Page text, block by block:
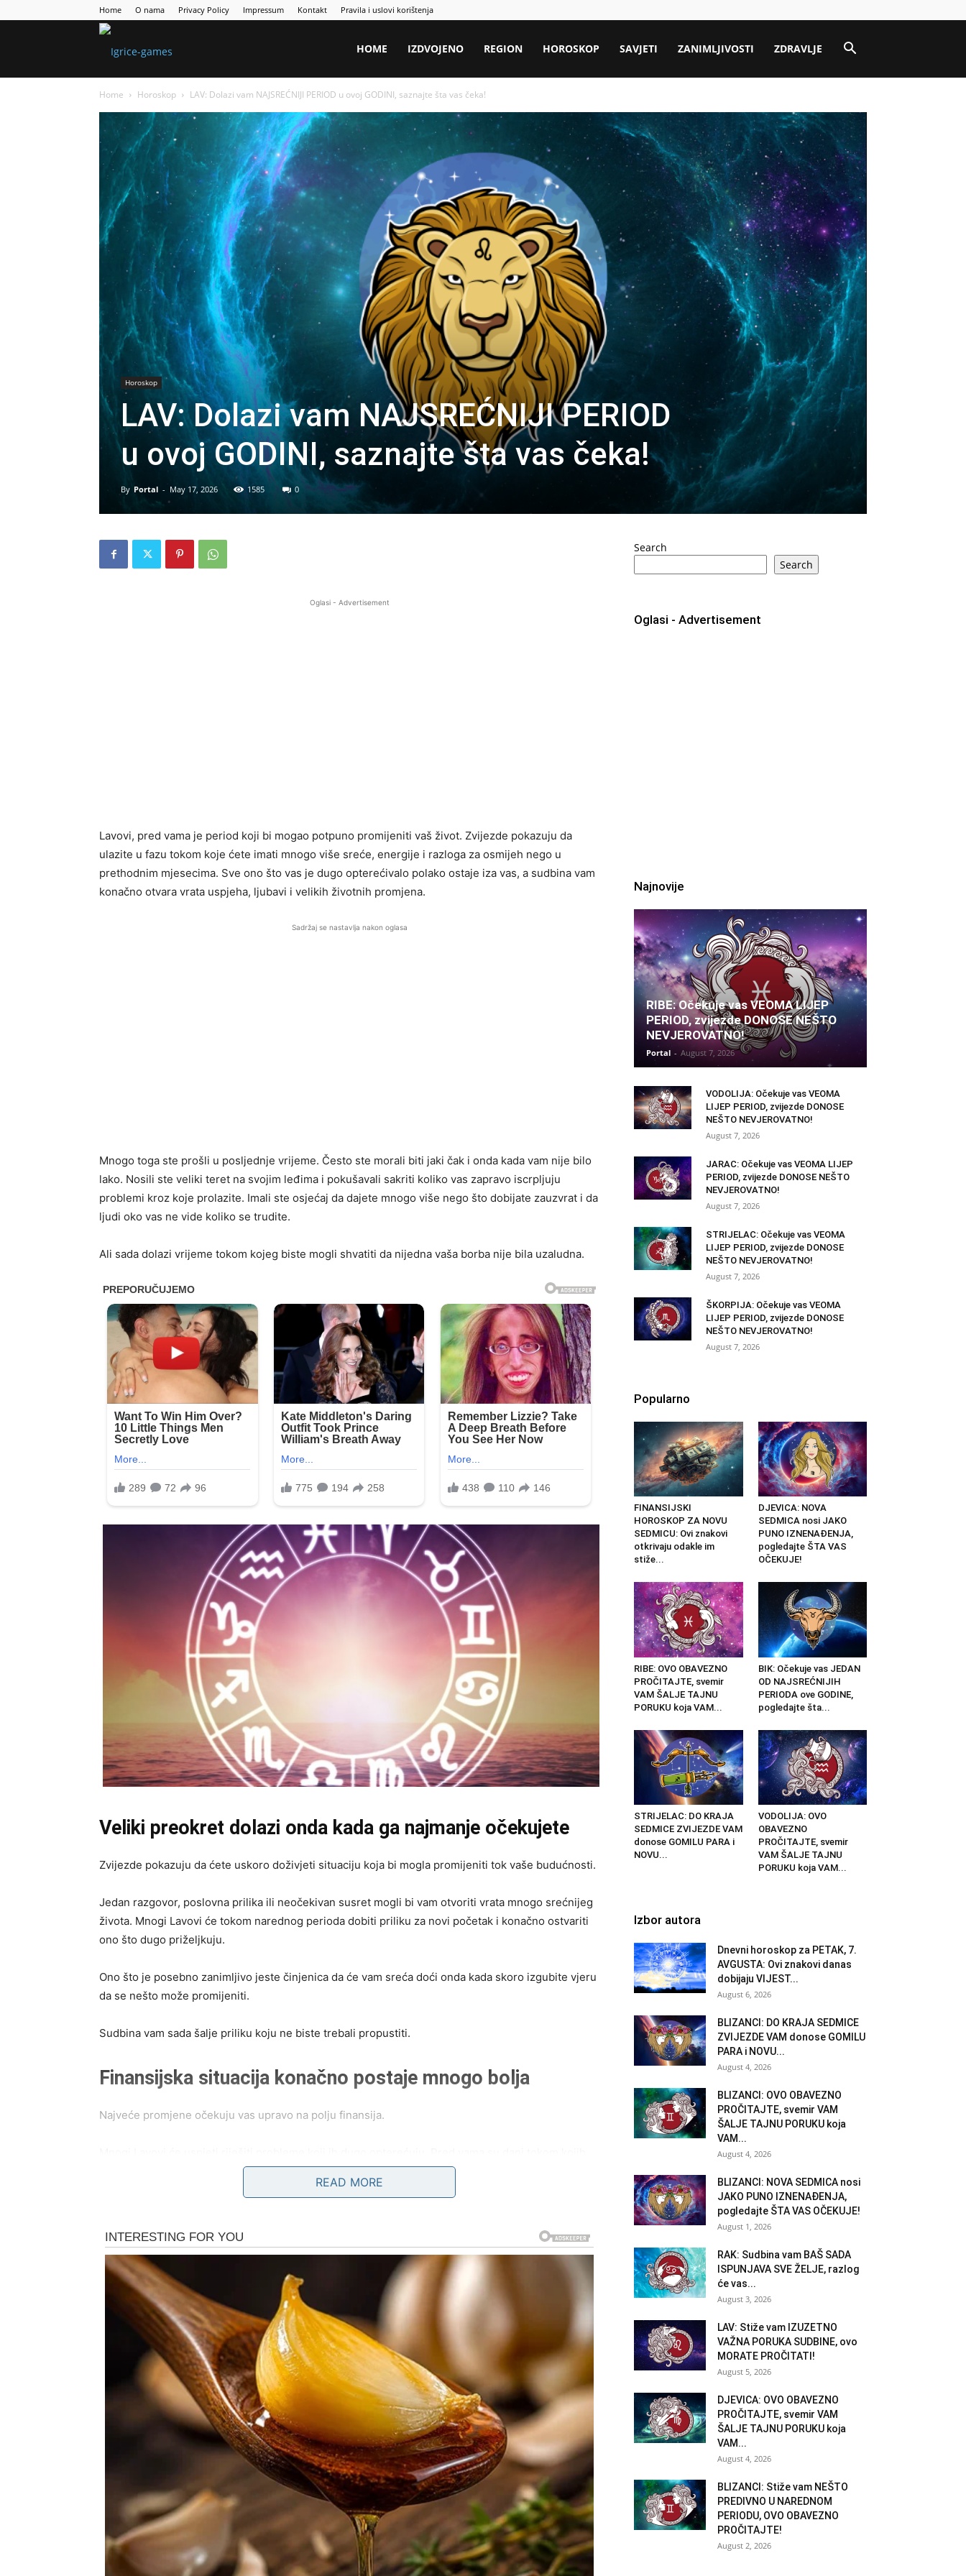
Home O nama Privacy Policy Impressum Kontakt Pravila i uslovi korištenja
HOME IZDVOJENO REGION HOROSKOP SAVJETI ZANIMLJIVOSTI ZDRAVLJE
Home Horoskop LAV: Dolazi vam NAJSREĆNIJI PERIOD u ovoj GODINI, saznajte šta vas čeka!
Horoskop
LAV: Dolazi vam NAJSREĆNIJI PERIOD
u ovoj GODINI, saznajte šta vas čeka!
By Portal - May 17, 2026 1585 0
Oglasi - Advertisement
Lavovi, pred vama je period koji bi mogao potpuno promijeniti vaš život. Zvijezde pokazuju da
ulazite u fazu tokom koje ćete imati mnogo više sreće, energije i razloga za osmijeh nego u
prethodnim mjesecima. Sve ono što vas je dugo opterećivalo polako ostaje iza vas, a sudbina vam
konačno otvara vrata uspjeha, ljubavi i velikih životnih promjena.
Sadržaj se nastavlja nakon oglasa
Mnogo toga ste prošli u posljednje vrijeme. Često ste morali biti jaki čak i onda kada vam nije bilo
lako. Nosili ste veliki teret na svojim leđima i pokušavali sakriti koliko vas zapravo iscrpljuju
problemi kroz koje prolazite. Imali ste osjećaj da dajete mnogo više nego što dobijate zauzvrat i da
ljudi oko vas ne vide koliko se trudite.
Ali sada dolazi vrijeme tokom kojeg biste mogli shvatiti da nijedna vaša borba nije bila uzaludna.
Veliki preokret dolazi onda kada ga najmanje očekujete
Zvijezde pokazuju da ćete uskoro doživjeti situaciju koja bi mogla promijeniti tok vaše budućnosti.
Jedan razgovor, poslovna prilika ili neočekivan susret mogli bi vam otvoriti vrata mnogo srećnijeg
života. Mnogi Lavovi će tokom narednog perioda dobiti priliku za novi početak i konačno ostvariti
ono što dugo priželjkuju.
Ono što je posebno zanimljivo jeste činjenica da će vam sreća doći onda kada skoro izgubite vjeru
da se nešto može promijeniti.
Sudbina vam sada šalje priliku koju ne biste trebali propustiti.
Finansijska situacija konačno postaje mnogo bolja
Najveće promjene očekuju vas upravo na polju finansija.
biste mogli dobiti novu poslovnu ponudu, dodatni izvor zarade ili priliku za posao koji će vam
donijeti mnogo više sigurnosti i stabilnosti.
Moguće je da će vam jedna osoba pomoći više nego što očekujete i upravo zahvaljujući toj osobi
mogli biste napraviti veliki korak naprijed.
Zvijezde pokazuju da vam dolazi period tokom kojeg ćete mnogo manje brinuti o novcu.
READ MORE
Search
Search
Oglasi - Advertisement
Najnovije
RIBE: Očekuje vas VEOMA LIJEP
PERIOD, zvijezde DONOSE NEŠTO
NEVJEROVATNO!
Portal - August 7, 2026
VODOLIJA: Očekuje vas VEOMA
LIJEP PERIOD, zvijezde DONOSE
NEŠTO NEVJEROVATNO!
August 7, 2026
JARAC: Očekuje vas VEOMA LIJEP
PERIOD, zvijezde DONOSE NEŠTO
NEVJEROVATNO!
August 7, 2026
STRIJELAC: Očekuje vas VEOMA
LIJEP PERIOD, zvijezde DONOSE
NEŠTO NEVJEROVATNO!
August 7, 2026
ŠKORPIJA: Očekuje vas VEOMA
LIJEP PERIOD, zvijezde DONOSE
NEŠTO NEVJEROVATNO!
August 7, 2026
Popularno
FINANSIJSKI
HOROSKOP ZA NOVU
SEDMICU: Ovi znakovi
otkrivaju odakle im
stiže...
DJEVICA: NOVA
SEDMICA nosi JAKO
PUNO IZNENAĐENJA,
pogledajte ŠTA VAS
OČEKUJE!
RIBE: OVO OBAVEZNO
PROČITAJTE, svemir
VAM ŠALJE TAJNU
PORUKU koja VAM...
BIK: Očekuje vas JEDAN
OD NAJSREĆNIJIH
PERIODA ove GODINE,
pogledajte šta...
STRIJELAC: DO KRAJA
SEDMICE ZVIJEZDE VAM
donose GOMILU PARA i
NOVU...
VODOLIJA: OVO
OBAVEZNO
PROČITAJTE, svemir
VAM ŠALJE TAJNU
PORUKU koja VAM...
Izbor autora
Dnevni horoskop za PETAK, 7.
AVGUSTA: Ovi znakovi danas
dobijaju VIJEST...
August 6, 2026
BLIZANCI: DO KRAJA SEDMICE
ZVIJEZDE VAM donose GOMILU
PARA i NOVU...
August 4, 2026
BLIZANCI: OVO OBAVEZNO
PROČITAJTE, svemir VAM
ŠALJE TAJNU PORUKU koja
VAM...
August 4, 2026
BLIZANCI: NOVA SEDMICA nosi
JAKO PUNO IZNENAĐENJA,
pogledajte ŠTA VAS OČEKUJE!
August 1, 2026
RAK: Sudbina vam BAŠ SADA
ISPUNJAVA SVE ŽELJE, razlog
će vas...
August 3, 2026
LAV: Stiže vam IZUZETNO
VAŽNA PORUKA SUDBINE, ovo
MORATE PROČITATI!
August 5, 2026
DJEVICA: OVO OBAVEZNO
PROČITAJTE, svemir VAM
ŠALJE TAJNU PORUKU koja
VAM...
August 4, 2026
BLIZANCI: Stiže vam NEŠTO
PREDIVNO U NAREDNOM
PERIODU, OVO OBAVEZNO
PROČITAJTE!
August 2, 2026